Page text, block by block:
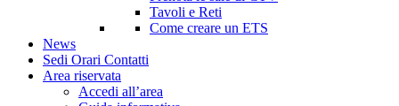
Tavoli e Reti
Come creare un ETS
News
Sedi Orari Contatti
Area riservata
Accedi all’area